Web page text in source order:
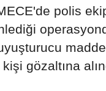
polis
gözaltına